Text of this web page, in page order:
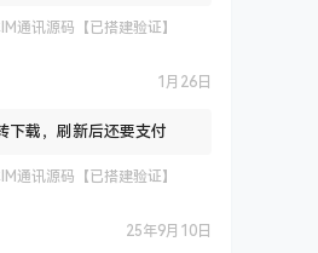
通讯源码【已搭建验证】
1月26日
下载，刷新后还要支付
通讯源码【已搭建验证】
25年9月10日